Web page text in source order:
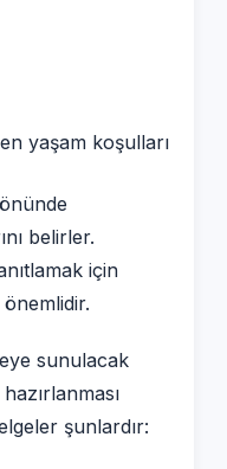
yaşam koşulları
belirler.
için
sunulacak
şunlardır: